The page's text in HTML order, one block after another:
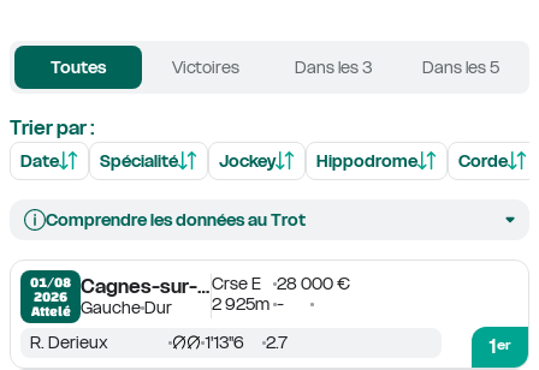
Toutes Victoires Dans les 3 Dans les 5
Trier par :
Date Spécialité Jockey Hippodrome Corde
Comprendre les données au Trot
01/08
2026
Attelé
Cagnes-sur-Mer
GaucheDur
Crse E
28 000 €
2 925m -
1er
R. Derieux 1'13''6 2.7